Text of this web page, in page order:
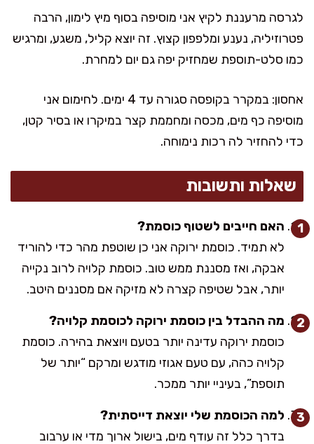
לגרסה מרעננת לקיץ אני מוסיפה בסוף מיץ לימון, הרבה
פטרוזיליה, נענע ומלפפון קצוץ. זה יוצא קליל, משגע, ומרגיש
כמו סלט-תוספת שמחזיק יפה גם יום למחרת.
אחסון: במקרר בקופסה סגורה עד 4 ימים. לחימום אני
מוסיפה כף מים, מכסה ומחממת קצר במיקרו או בסיר קטן,
כדי להחזיר לה רכות נימוחה.
שאלות ותשובות
האם חייבים לשטוף כוסמת?
לא תמיד. כוסמת ירוקה אני כן שוטפת מהר כדי להוריד
אבקה, ואז מסננת ממש טוב. כוסמת קלויה לרוב נקייה
יותר, אבל שטיפה קצרה לא מזיקה אם מסננים היטב.
מה ההבדל בין כוסמת ירוקה לכוסמת קלויה?
כוסמת ירוקה עדינה יותר בטעם ויוצאת בהירה. כוסמת
קלויה כהה, עם טעם אגוזי מודגש ומרקם “יותר של
תוספת”, בעיניי יותר ממכר.
למה הכוסמת שלי יוצאת דייסתית?
בדרך כלל זה עודף מים, בישול ארוך מדי או ערבוב